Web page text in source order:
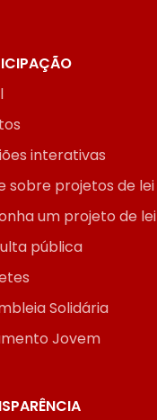
interativas
sobre projetos de lei
um projeto de lei
pública
Solidária
Jovem